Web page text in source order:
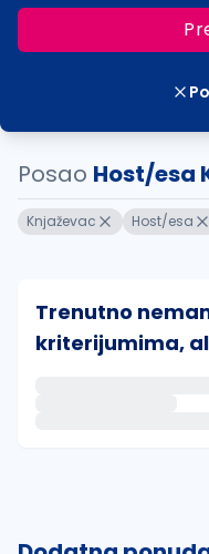
Posao Host/esa
Knjaževac Host/esa
Trenutno
kriterijumima,